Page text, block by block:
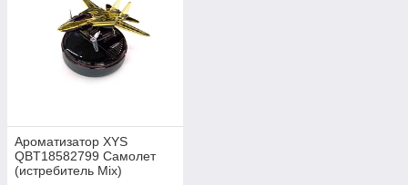
Ароматизатор XYS
QBT18582799 Самолет
(истребитель Mix)